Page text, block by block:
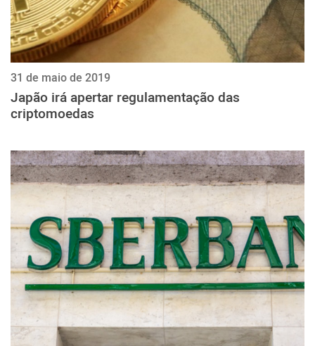
31 de maio de 2019
Japão irá apertar regulamentação das
criptomoedas